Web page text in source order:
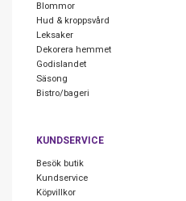
Blommor
Hud & kroppsvård
Leksaker
Dekorera hemmet
Godislandet
Säsong
Bistro/bageri
KUNDSERVICE
Besök butik
Kundservice
Köpvillkor